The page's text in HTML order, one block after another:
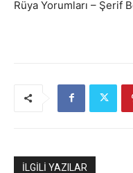
Rüya Yorumları – Şerif
İLGİLİ YAZILAR